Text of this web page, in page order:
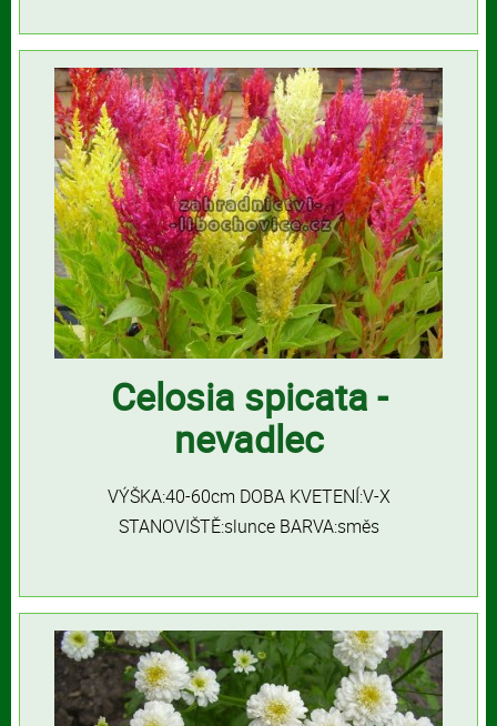
Celosia spicata -
nevadlec
VÝŠKA:40-60cm DOBA KVETENÍ:V-X
STANOVIŠTĚ:slunce BARVA:směs